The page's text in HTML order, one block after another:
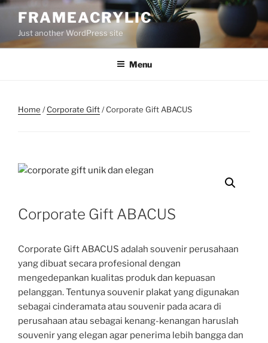
Skip
content
FRAMEACRYLIC
Just another WordPress site
Menu
Home /Corporate Gift/ Corporate Gift ABACUS
Corporate Gift ABACUS
Corporate Gift ABACUS adalah souvenir perusahaan
yang dibuat secara profesional dengan
mengedepankan kualitas produk dan kepuasan
pelanggan. Tentunya souvenir plakat yang digunakan
sebagai cinderamata atau souvenir pada acara di
perusahaan atau sebagai kenang-kenangan haruslah
souvenir yang elegan agar penerima lebih bangga dan